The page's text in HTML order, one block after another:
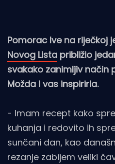
Pomorac Ive na riječkoj
Novog Lista približio
svakako zanimljiv način
Možda i vas inspiriria.
- Imam recept kako
kuhanja i redovito ih
sunčani dan, kao
rezanje zabijem veliki